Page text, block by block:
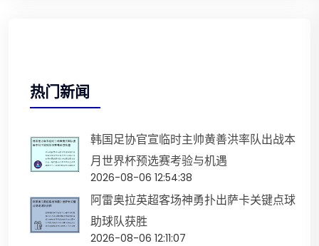
热门新闻
韩国足协官宣临时主帅黄善洪率队出战本
月世界杯预选赛考验与机遇
2026-08-06 12:54:38
阿雷奥拉英超客场神勇扑出萨卡关键点球
助球队获胜
2026-08-06 12:11:07